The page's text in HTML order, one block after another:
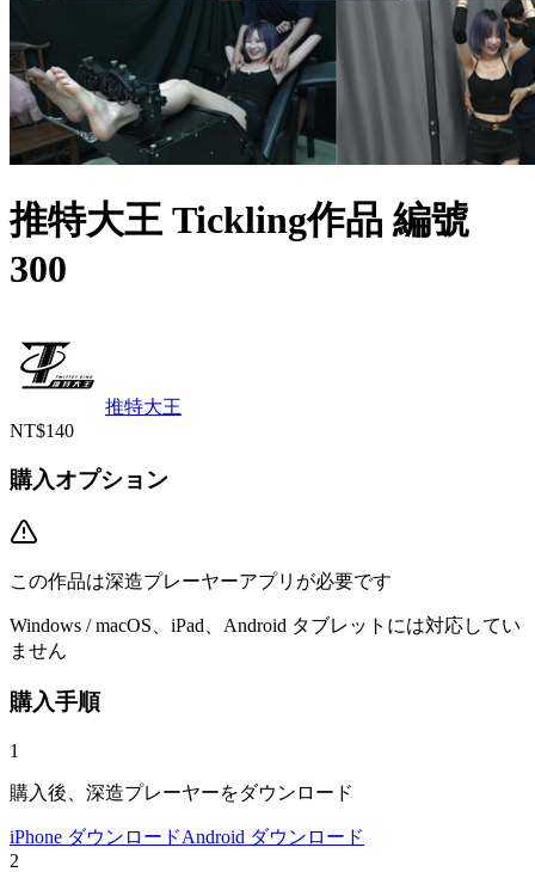
推特大王 Tickling作品 編號
300
推特大王
NT$140
購入オプション
この作品は深造プレーヤーアプリが必要です
Windows / macOS、iPad、Android タブレットには対応してい
ません
購入手順
1
購入後、深造プレーヤーをダウンロード
iPhone ダウンロードAndroid ダウンロード
2